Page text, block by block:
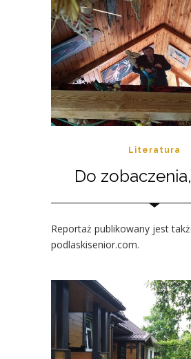
Literatura
Do
Reportaż publikowany jest
podlaskisenior.com.